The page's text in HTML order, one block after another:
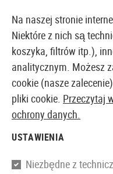
EUROPEJSKI
Strona główna
1 Produkty
Na naszej stronie
Niektóre z nich są
koszyka, filtrów itp.),
analitycznym. Możesz
cookie (nasze
pliki cookie. Przeczytaj
ochrony danych.
USTAWIENIA
Niezbędne z